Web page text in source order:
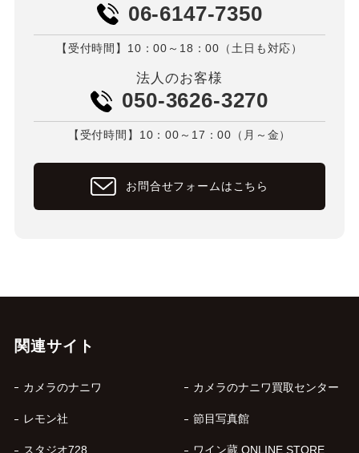
06-6147-7350
【受付時間】10：00～18：00（土日も対応）
法人のお客様
050-3626-3270
【受付時間】10：00～17：00（月～金）
お問合せフォームはこちら
関連サイト
カメラのナニワ カメラのナニワ買取センター
レモン社 節目写真館
スタジオ728 ワイン蔵 ONLINE STORE